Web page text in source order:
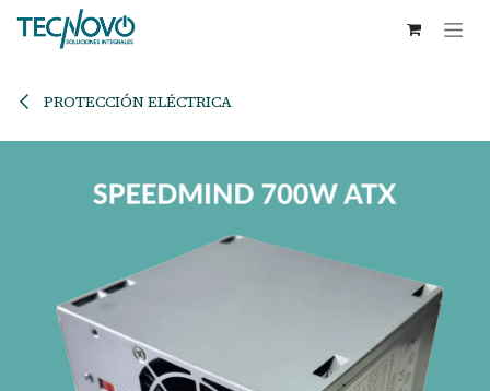
Ir al contenido
PROTECCIÓN ELÉCTRICA